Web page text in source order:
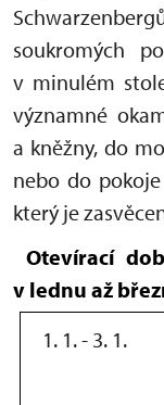
soukromých
v minulém
významné
a kněžny, do
nebo do
který je
Otevírací
v lednu až
1. 1. - 3. 1.